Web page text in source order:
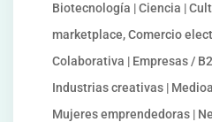
Biotecnología | Ciencia |
marketplace, Comercio
Colaborativa | Empresas /
Industrias creativas |
Mujeres emprendedoras |